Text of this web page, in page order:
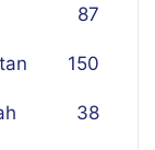
87
150
38